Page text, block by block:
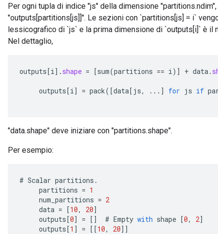
Per ogni tupla di indice "js" della dimensione
"outputs[partitions[js]]". Le sezioni con `partitions[js] = i`
lessicografico di `js` e la prima dimensione di `outputs[i]` è il
Nel dettaglio,
outputs[i] . shape = [sum(partitions == i) ] + data.
outputs[i] = pack( [data[ js, ... ] for js if
"data.shape" deve iniziare con "partitions.shape".
Per esempio:
# Scalar partitions .
partitions = 1
num_partitions = 2
data = [10, 20]
outputs[0] = [] # Empty with shape [0, 2]
outputs[1 ] = [[10, 20]]